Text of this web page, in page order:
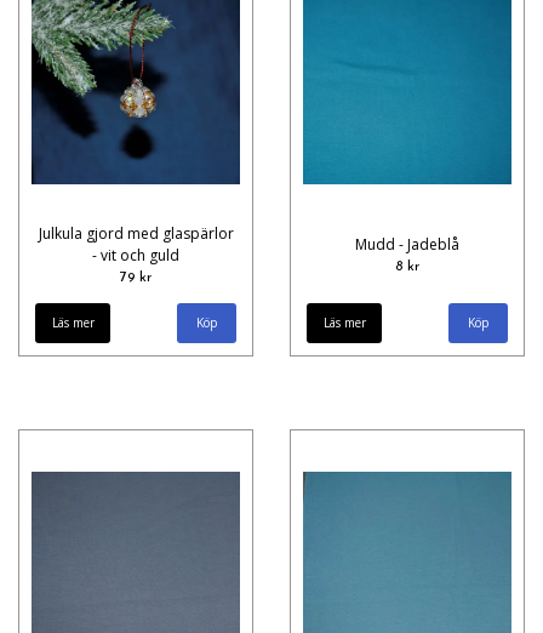
Julkula gjord med glaspärlor
- vit och guld
79 kr
Läs mer
Mudd - Jadeblå
8 kr
Läs mer